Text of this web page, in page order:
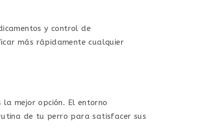
y control de
más rápidamente cualquier
la mejor opción. El entorno
de tu perro para satisfacer sus